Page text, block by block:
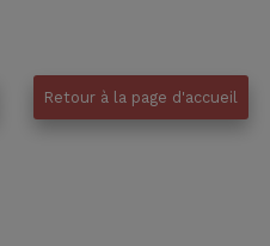
Retour à la page d'accueil